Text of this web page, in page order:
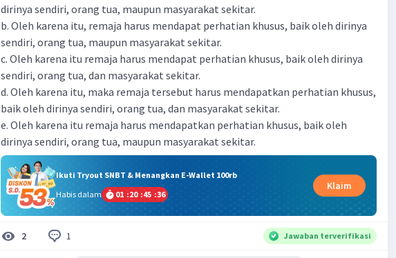
dirinya sendiri, orang tua, maupun masyarakat sekitar.
b. Oleh karena itu, remaja harus mendapat perhatian khusus, baik oleh dirinya
sendiri, orang tua, maupun masyarakat sekitar.
c. Oleh karena itu remaja harus mendapat perhatian khusus, baik oleh dirinya
sendiri, orang tua, dan masyarakat sekitar.
d. Oleh karena itu, maka remaja tersebut harus mendapatkan perhatian khusus,
baik oleh dirinya sendiri, orang tua, dan masyarakat sekitar.
e. Oleh karena itu remaja harus mendapatkan perhatian khusus, baik oleh
dirinya sendiri, orang tua, maupun masyarakat sekitar.
Ikuti Tryout SNBT & Menangkan E-Wallet 100rb
Habis dalam
01 :20 :45 :36
Klaim
2 1 Jawaban terverifikasi